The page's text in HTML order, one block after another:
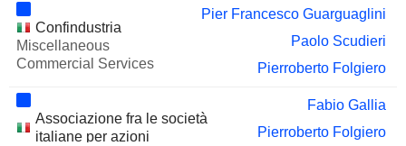
S.P.A.
RENEW ENERGY
GLOBAL PLC
Nicoletta Giadrossi-Morel
ELBA ASSICURAZIONI S.P.A.
Federica Seganti
Confindustria
Miscellaneous
Commercial Services
Pier Francesco Guarguaglini
Paolo Scudieri
Pierroberto Folgiero
Associazione fra le società
italiane per azioni
Fabio Gallia
Pierroberto Folgiero